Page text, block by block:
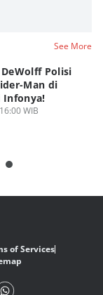
See More
DeWolff Polisi
Man di
Infonya!
WIB
of Services